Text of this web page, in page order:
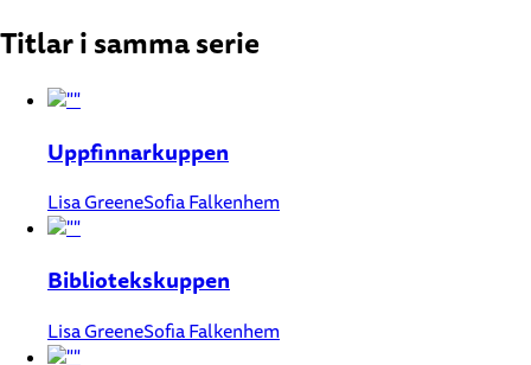
Titlar i samma serie
Uppfinnarkuppen
Lisa GreeneSofia Falkenhem
Bibliotekskuppen
Lisa GreeneSofia Falkenhem